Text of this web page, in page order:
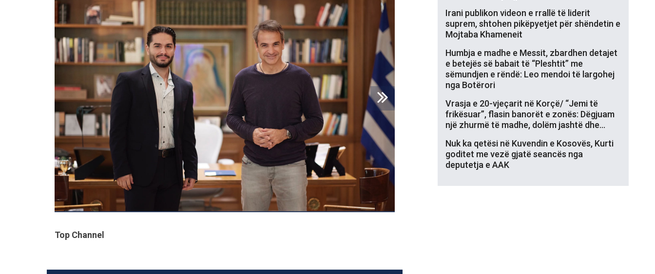
Top Channel
Irani publikon videon e rrallë të liderit
suprem, shtohen pikëpyetjet për shëndetin e
Mojtaba Khameneit
Humbja e madhe e Messit, zbardhen detajet
e betejës së babait të “Pleshtit” me
sëmundjen e rëndë: Leo mendoi të largohej
nga Botërori
Vrasja e 20-vjeçarit në Korçë/ “Jemi të
frikësuar”, flasin banorët e zonës: Dëgjuam
një zhurmë të madhe, dolëm jashtë dhe…
Nuk ka qetësi në Kuvendin e Kosovës, Kurti
goditet me vezë gjatë seancës nga
deputetja e AAK